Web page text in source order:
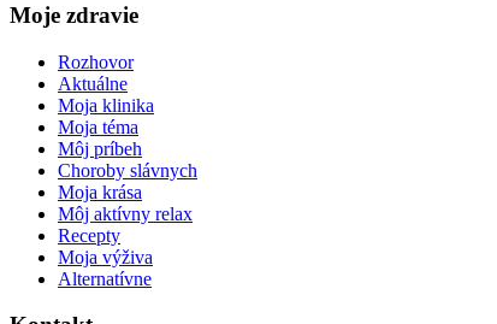
Moje zdravie
Rozhovor
Aktuálne
Moja klinika
Moja téma
Môj príbeh
Choroby slávnych
Moja krása
Môj aktívny relax
Recepty
Moja výživa
Alternatívne